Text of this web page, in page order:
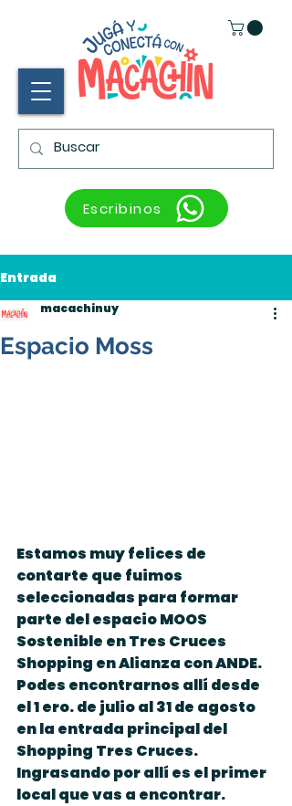
Escribinos
Entrada
Espacio Moss
macachinuy
Estamos muy felices de
contarte que fuimos
seleccionadas para formar
parte del espacio MOOS
Sostenible en Tres Cruces
Shopping en Alianza con ANDE.
Podes encontrarnos allí desde
el 1 ero. de julio al 31 de agosto
en la entrada principal del
Shopping Tres Cruces.
Ingrasando por allí es el primer
local que vas a encontrar.